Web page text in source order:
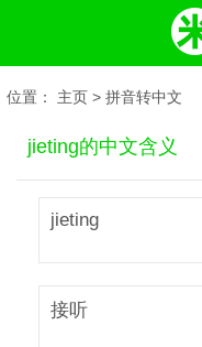
位置： 主页 > 拼音转中文
jieting的中文含义
jieting
接听